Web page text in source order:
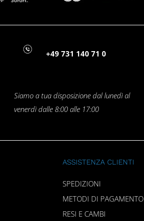
+49 731 140 71 0
Siamo a tua disposizione dal lunedì al
venerdì dalle 8:00 alle 17:00
ASSISTENZA CLIENTI
SPEDIZIONI
METODI DI PAGAMENTO
RESI E CAMBI